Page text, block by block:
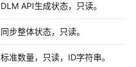
DLM API生成状态，只读。
同步整体状态，只读。
标准数量，只读，ID字符串。